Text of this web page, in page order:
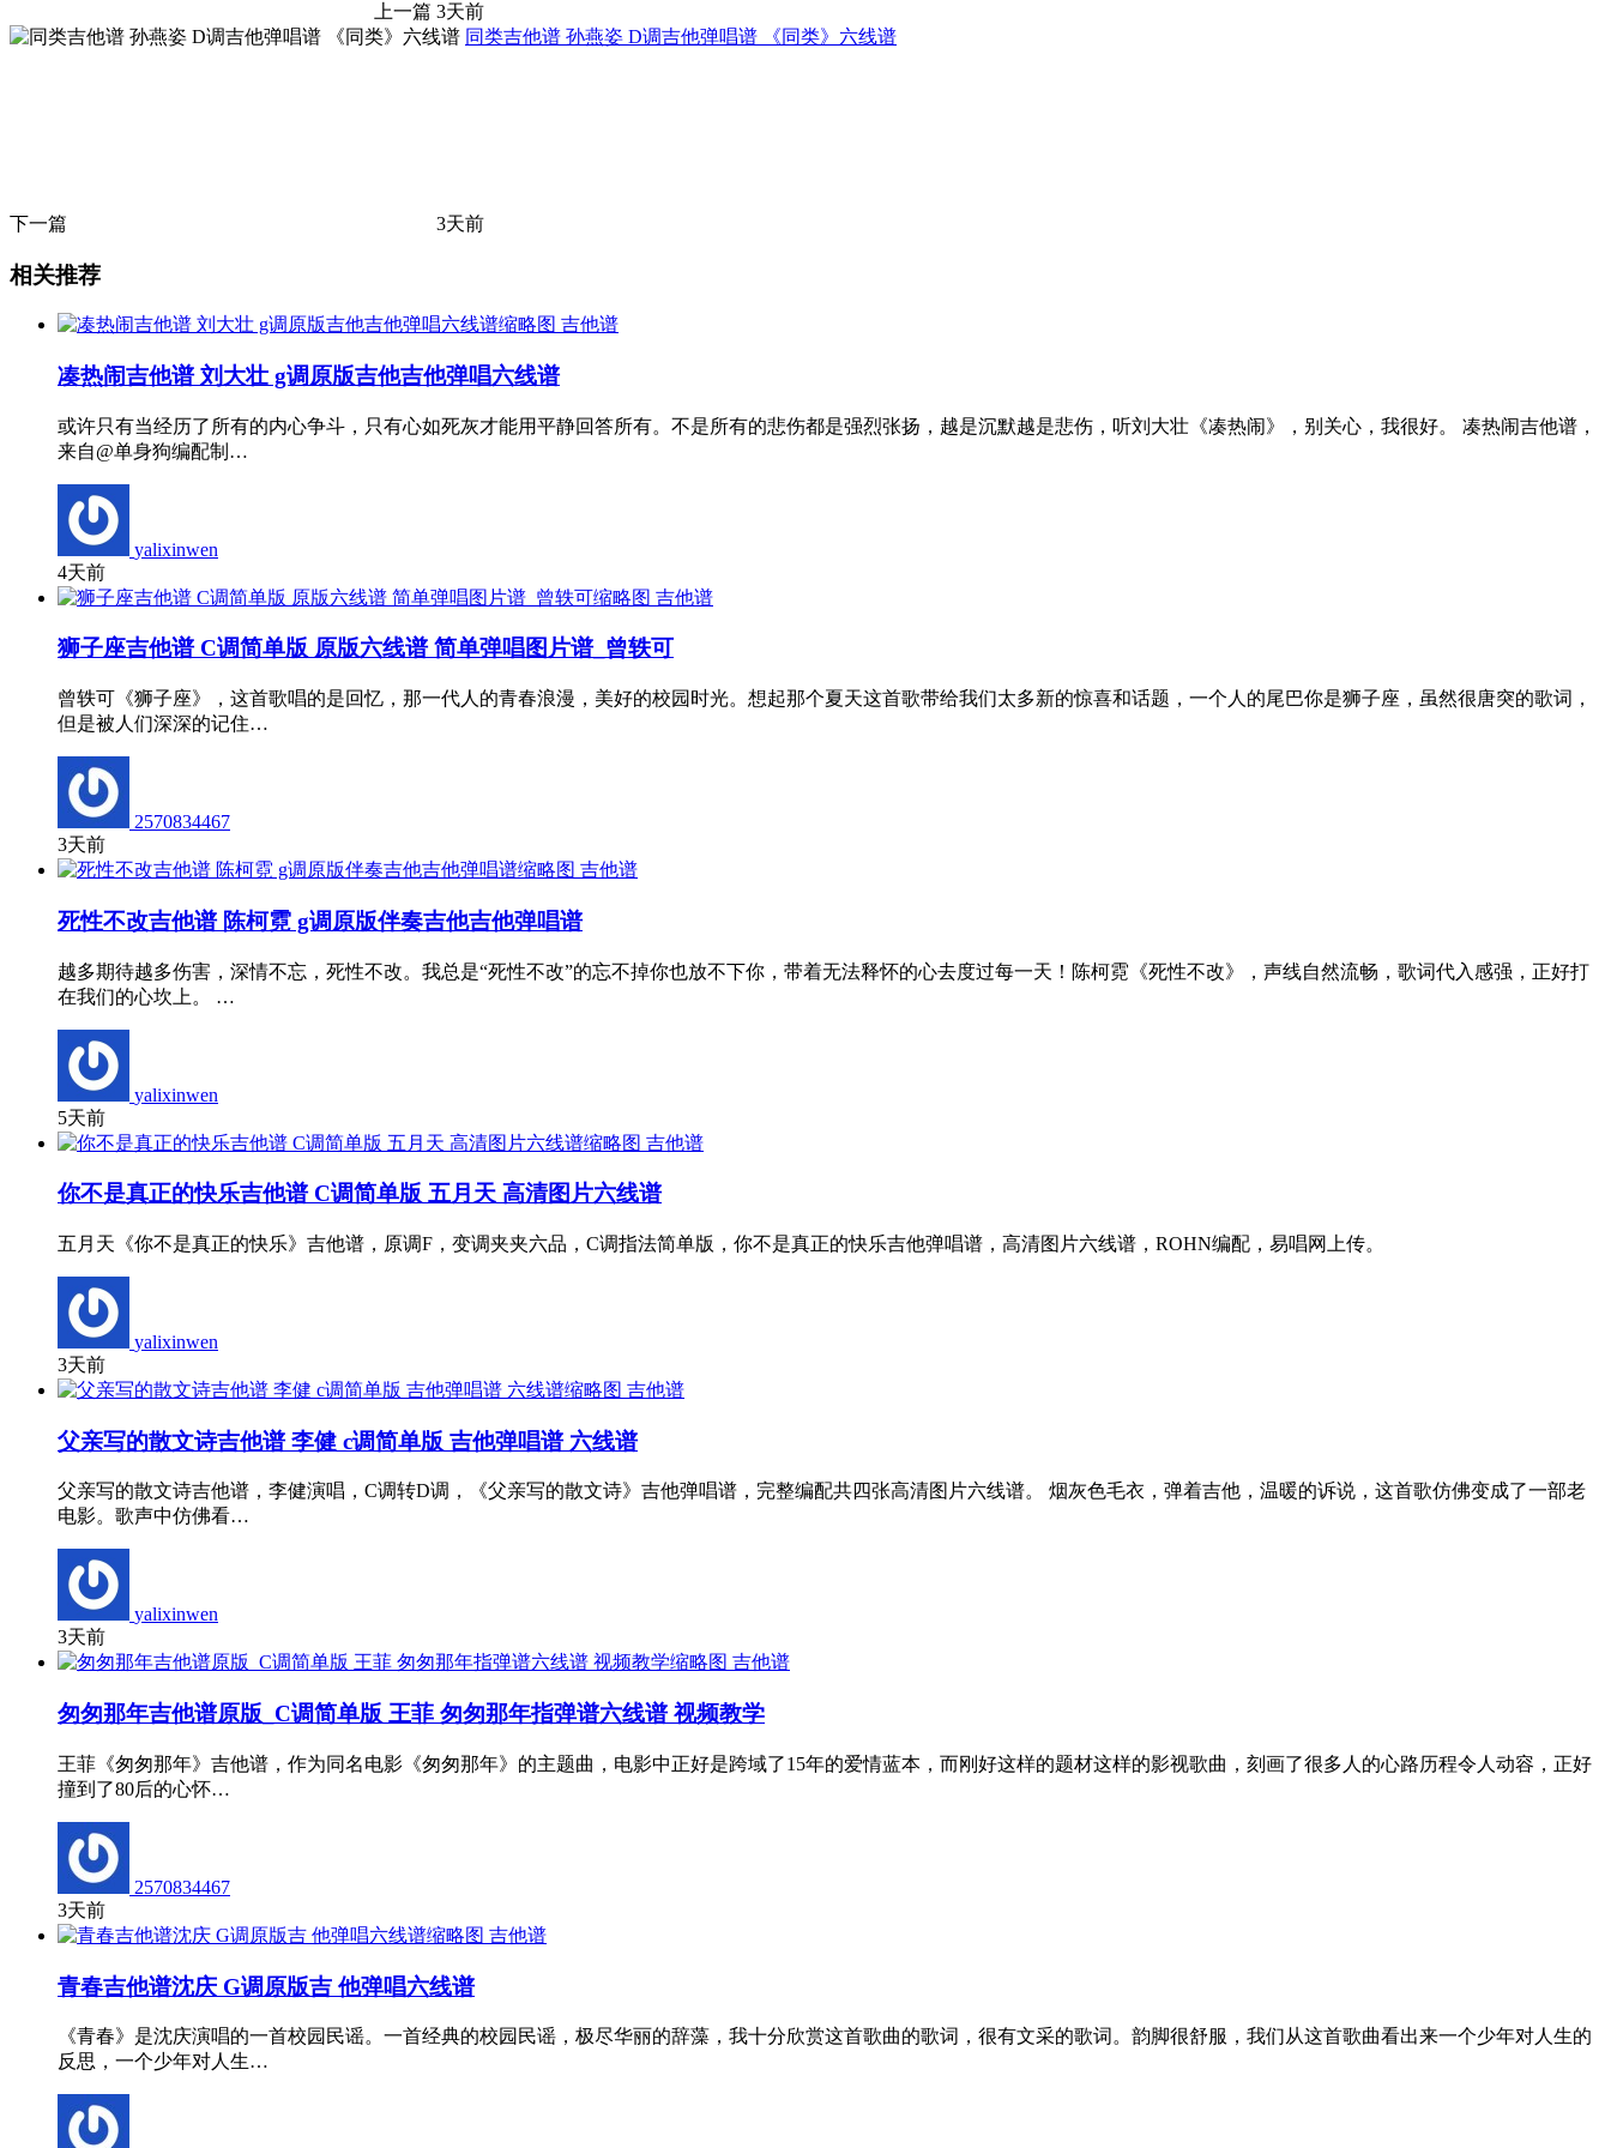
上一篇 3天前
同类吉他谱 孙燕姿 D调吉他弹唱谱 《同类》六线谱
下一篇 3天前
相关推荐
吉他谱
凑热闹吉他谱 刘大壮 g调原版吉他吉他弹唱六线谱
或许只有当经历了所有的内心争斗，只有心如死灰才能用平静回答所有。不是所有的悲伤都是强烈张扬，越是沉默越是悲伤，听刘大壮《凑热闹》，别关心，我很好。 凑热闹吉他谱，
来自@单身狗编配制…
yalixinwen
4天前
吉他谱
狮子座吉他谱 C调简单版 原版六线谱 简单弹唱图片谱_曾轶可
曾轶可《狮子座》，这首歌唱的是回忆，那一代人的青春浪漫，美好的校园时光。想起那个夏天这首歌带给我们太多新的惊喜和话题，一个人的尾巴你是狮子座，虽然很唐突的歌词，
但是被人们深深的记住…
2570834467
3天前
吉他谱
死性不改吉他谱 陈柯霓 g调原版伴奏吉他吉他弹唱谱
越多期待越多伤害，深情不忘，死性不改。我总是“死性不改”的忘不掉你也放不下你，带着无法释怀的心去度过每一天！陈柯霓《死性不改》，声线自然流畅，歌词代入感强，正好打
在我们的心坎上。 …
yalixinwen
5天前
吉他谱
你不是真正的快乐吉他谱 C调简单版 五月天 高清图片六线谱
五月天《你不是真正的快乐》吉他谱，原调F，变调夹夹六品，C调指法简单版，你不是真正的快乐吉他弹唱谱，高清图片六线谱，ROHN编配，易唱网上传。
yalixinwen
3天前
吉他谱
父亲写的散文诗吉他谱 李健 c调简单版 吉他弹唱谱 六线谱
父亲写的散文诗吉他谱，李健演唱，C调转D调，《父亲写的散文诗》吉他弹唱谱，完整编配共四张高清图片六线谱。 烟灰色毛衣，弹着吉他，温暖的诉说，这首歌仿佛变成了一部老
电影。歌声中仿佛看…
yalixinwen
3天前
吉他谱
匆匆那年吉他谱原版_C调简单版 王菲 匆匆那年指弹谱六线谱 视频教学
王菲《匆匆那年》吉他谱，作为同名电影《匆匆那年》的主题曲，电影中正好是跨域了15年的爱情蓝本，而刚好这样的题材这样的影视歌曲，刻画了很多人的心路历程令人动容，正好
撞到了80后的心怀…
2570834467
3天前
吉他谱
青春吉他谱沈庆 G调原版吉 他弹唱六线谱
《青春》是沈庆演唱的一首校园民谣。一首经典的校园民谣，极尽华丽的辞藻，我十分欣赏这首歌曲的歌词，很有文采的歌词。韵脚很舒服，我们从这首歌曲看出来一个少年对人生的
反思，一个少年对人生…